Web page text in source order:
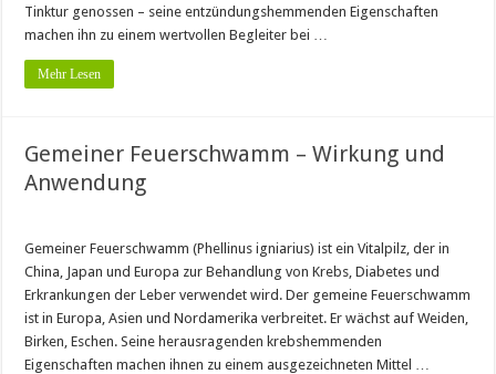
Tinktur genossen – seine entzündungshemmenden Eigenschaften
machen ihn zu einem wertvollen Begleiter bei …
Mehr Lesen
Gemeiner Feuerschwamm – Wirkung und
Anwendung
Gemeiner Feuerschwamm (Phellinus igniarius) ist ein Vitalpilz, der in
China, Japan und Europa zur Behandlung von Krebs, Diabetes und
Erkrankungen der Leber verwendet wird. Der gemeine Feuerschwamm
ist in Europa, Asien und Nordamerika verbreitet. Er wächst auf Weiden,
Birken, Eschen. Seine herausragenden krebshemmenden
Eigenschaften machen ihnen zu einem ausgezeichneten Mittel …